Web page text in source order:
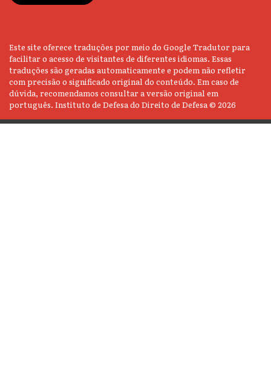
Este site oferece traduções por meio do Google Tradutor para
facilitar o acesso de visitantes de diferentes idiomas. Essas
traduções são geradas automaticamente e podem não refletir
com precisão o significado original do conteúdo. Em caso de
dúvida, recomendamos consultar a versão original em
português. Instituto de Defesa do Direito de Defesa © 2026